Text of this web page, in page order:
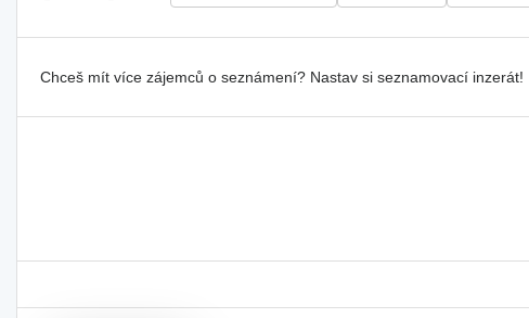
Chceš mít více zájemců o seznámení? Nastav si seznamovací inzerát!